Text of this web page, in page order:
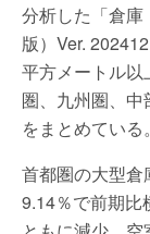
分析した「倉
版）Ver.
平方メートル
圏、九州圏、
をまとめている。
首都圏の大型
9.14％で前期比